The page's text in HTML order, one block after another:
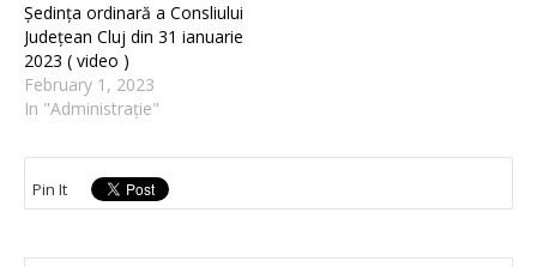
Ședința ordinară a Consliului
Județean Cluj din 31 ianuarie
2023 ( video )
February 1, 2023
In "Administrație"
Pin It